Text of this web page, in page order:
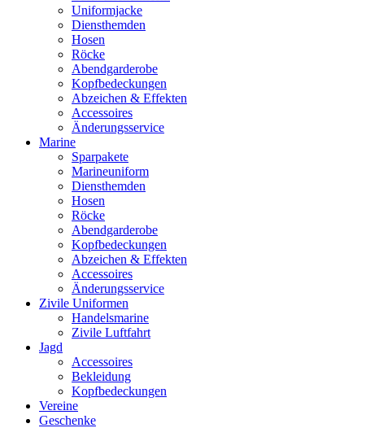
Uniformjacke
Diensthemden
Hosen
Röcke
Abendgarderobe
Kopfbedeckungen
Abzeichen & Effekten
Accessoires
Änderungsservice
Marine
Sparpakete
Marineuniform
Diensthemden
Hosen
Röcke
Abendgarderobe
Kopfbedeckungen
Abzeichen & Effekten
Accessoires
Änderungsservice
Zivile Uniformen
Handelsmarine
Zivile Luftfahrt
Jagd
Accessoires
Bekleidung
Kopfbedeckungen
Vereine
Geschenke